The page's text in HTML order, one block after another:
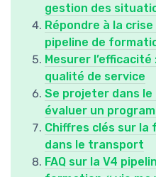
gestion des
Répondre à la
pipeline de
Mesurer
qualité de service
Se projeter dans
évaluer un
Chiffres clés sur la
dans le transport
FAQ sur la V4